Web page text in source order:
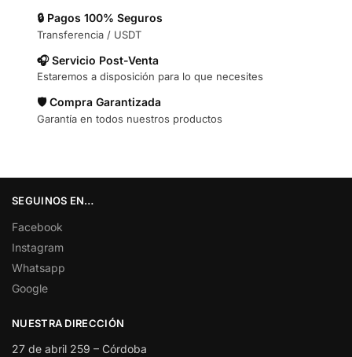
🔒 Pagos 100% Seguros
Transferencia / USDT
🎧 Servicio Post-Venta
Estaremos a disposición para lo que necesites
🛡️ Compra Garantizada
Garantía en todos nuestros productos
SEGUINOS EN…
Facebook
Instagram
Whatsapp
Google
NUESTRA DIRECCIÓN
27 de abril 259 – Córdoba